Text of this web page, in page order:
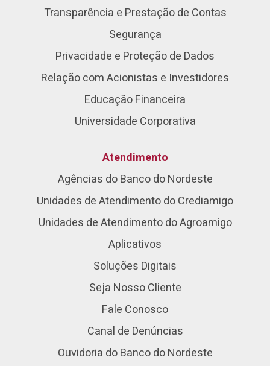
Transparência e Prestação de Contas
Segurança
Privacidade e Proteção de Dados
Relação com Acionistas e Investidores
Educação Financeira
Universidade Corporativa
Atendimento
Agências do Banco do Nordeste
Unidades de Atendimento do Crediamigo
Unidades de Atendimento do Agroamigo
Aplicativos
Soluções Digitais
Seja Nosso Cliente
Fale Conosco
Canal de Denúncias
Ouvidoria do Banco do Nordeste